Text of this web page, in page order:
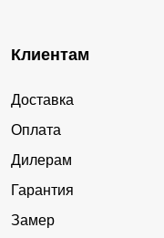
Клиентам
Доставка
Оплата
Дилерам
Гарантия
Замер